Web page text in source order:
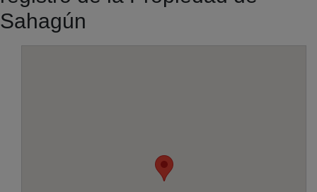
Sahagún